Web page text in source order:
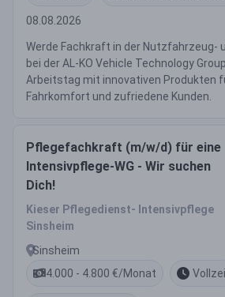
08.08.2026
Werde Fachkraft in der Nutzfahrzeug-
bei der AL-KO Vehicle Technology
Arbeitstag mit innovativen Produkten
Fahrkomfort und zufriedene Kunden.
Pflegefachkraft (m/w/d) für eine
Intensivpflege-WG - Wir suchen
Dich!
Kieser Pflegedienst- Intensivpflege
Sinsheim
Sinsheim
4.000 - 4.800 €/Monat